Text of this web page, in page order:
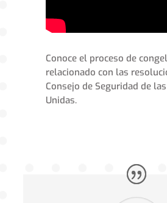
Conoce el proceso de
relacionado con las
Consejo de Seguridad de
Unidas.